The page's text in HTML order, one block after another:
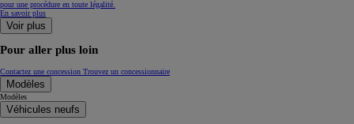
pour une procédure en toute légalité.
En savoir plus
Voir plus
Pour aller plus loin
Contactez une concession Trouvez un concessionnaire
Modèles
Modèles
Véhicules neufs